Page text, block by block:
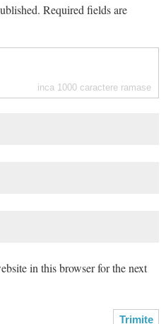
Required fields are
inca 1000 caractere ramase
in this browser for the next